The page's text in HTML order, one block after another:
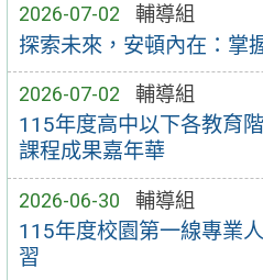
2026-07-02 輔導組
探索未來，安頓內在：掌
2026-07-02 輔導組
115年度高中以下各教育
課程成果嘉年華
2026-06-30 輔導組
115年度校園第一線專業
習